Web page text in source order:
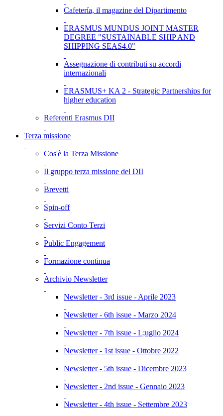
Cafetería, il magazine del Dipartimento
ERASMUS MUNDUS JOINT MASTER
DEGREE "SUSTAINABLE SHIP AND
SHIPPING SEAS4.0"
Assegnazione di contributi su accordi
internazionali
ERASMUS+ KA 2 - Strategic Partnerships for
higher education
Referenti Erasmus DII
Terza missione
Cos'è la Terza Missione
Il gruppo terza missione del DII
Brevetti
Spin-off
Servizi Conto Terzi
Public Engagement
Formazione continua
Archivio Newsletter
Newsletter - 3rd issue - Aprile 2023
Newsletter - 6th issue - Marzo 2024
Newsletter - 7th issue - L;uglio 2024
Newsletter - 1st issue - Ottobre 2022
Newsletter - 5th issue - Dicembre 2023
Newsletter - 2nd issue - Gennaio 2023
Newsletter - 4th issue - Settembre 2023